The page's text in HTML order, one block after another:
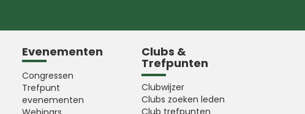
Evenementen
Congressen
Trefpunt
evenementen
Clubs &
Trefpunten
Clubwijzer
Clubs zoeken leden
Club trefpunten